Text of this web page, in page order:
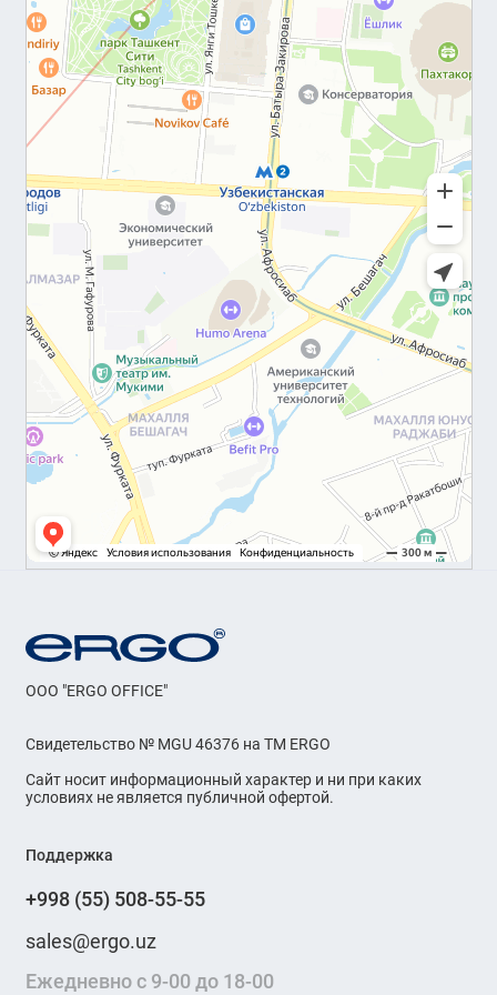
OOO "ERGO OFFICE"
Свидетельство № MGU 46376 на ТМ ERGO
Сайт носит информационный характер и ни при каких
условиях не является публичной офертой.
Поддержка
+998 (55) 508-55-55
sales@ergo.uz
Ежедневно с 9-00 до 18-00